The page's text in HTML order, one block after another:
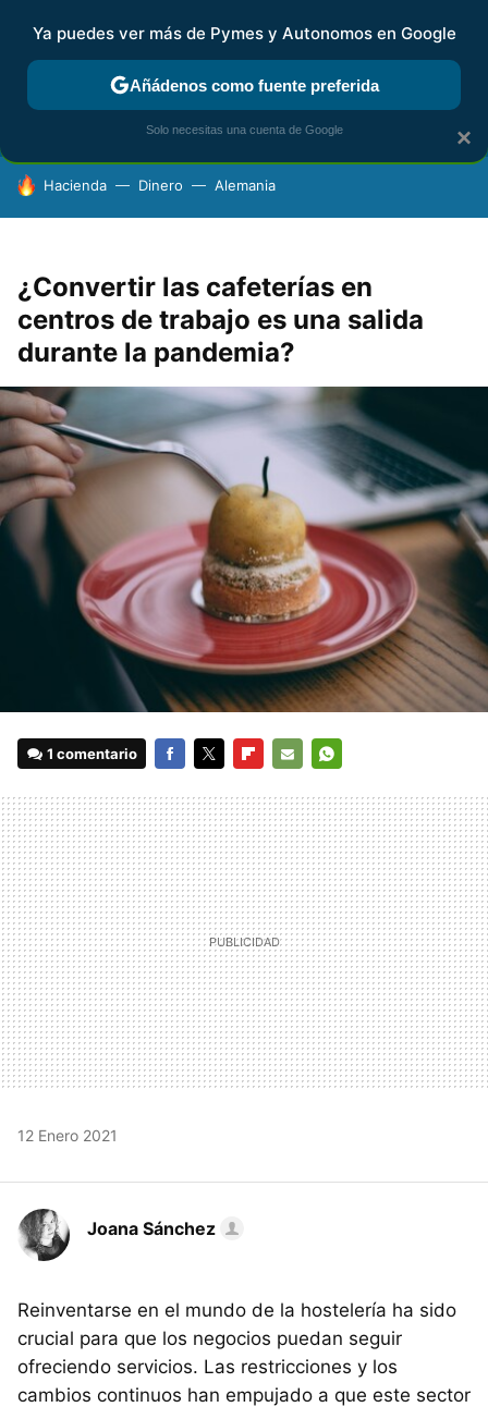
FISCALIDAD Y CONTABILIDAD KIT DIGITAL RENTA
HOY SE HABLA DE
Hacienda Dinero Alemania
¿Convertir las cafeterías en
centros de trabajo es una salida
durante la pandemia?
1 comentario
MAIL
12 Enero 2021
Joana Sánchez
Reinventarse en el mundo de la hostelería ha sido
crucial para que los negocios puedan seguir
ofreciendo servicios. Las restricciones y los
cambios continuos han empujado a que este sector
×
Ya puedes ver más de Pymes y Autonomos en Google
Añádenos como fuente preferida
Solo necesitas una cuenta de Google